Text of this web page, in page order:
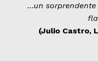
…un
(Julio Castro,